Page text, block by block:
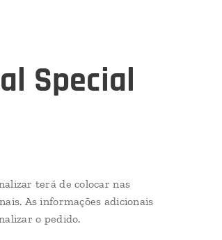
Special
terá de colocar nas
As informações adicionais
o pedido.